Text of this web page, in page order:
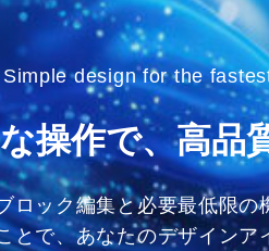
Simple design for the
操作で、高品
ロック編集と必要最低限の
とで、あなたのデザイン